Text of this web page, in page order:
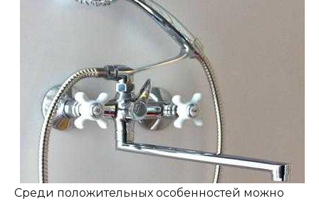
Среди положительных особенностей можно